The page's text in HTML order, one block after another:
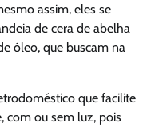
assim, eles se
de cera de abelha
óleo, que buscam na
que facilite
com ou sem luz, pois